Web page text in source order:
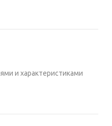
и характеристиками